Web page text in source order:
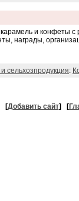
и конфеты
награды,
сельхозпродукция:
[Добавить сайт] [